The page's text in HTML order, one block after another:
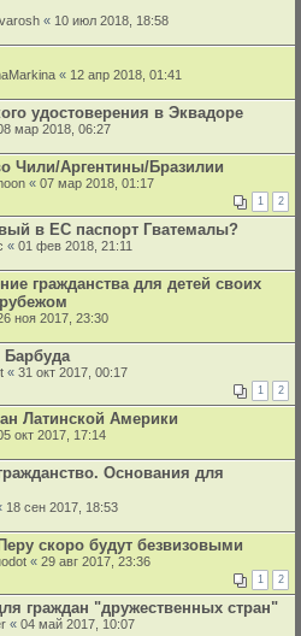
« 10 июл 2018, 18:58
« 12 апр 2018, 01:41
удостоверения в Эквадоре
мар 2018, 06:27
Чили/Аргентины/Бразилии
« 07 мар 2018, 01:17
1 2
в ЕС паспорт Гватемалы?
« 01 фев 2018, 21:11
гражданства для детей своих
ноя 2017, 23:30
Барбуда
« 31 окт 2017, 00:17
1 2
Латинской Америки
окт 2017, 17:14
Основания для
18 сен 2017, 18:53
скоро будут безвизовыми
« 29 авг 2017, 23:36
1 2
граждан "дружественных стран"
« 04 май 2017, 10:07